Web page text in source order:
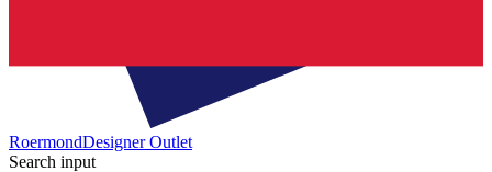
RoermondDesigner Outlet
Search input